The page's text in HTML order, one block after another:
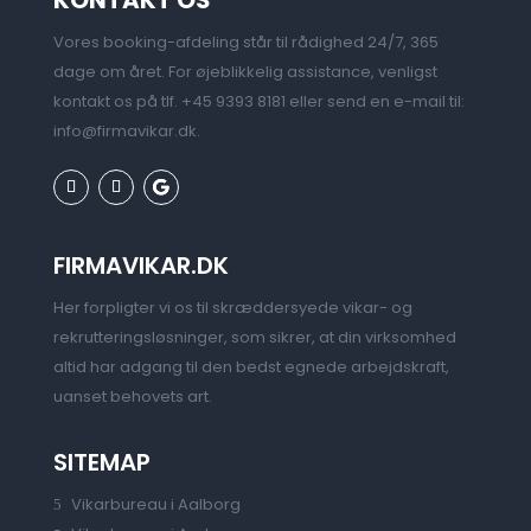
Vores booking-afdeling står til rådighed 24/7, 365
dage om året. For øjeblikkelig assistance, venligst
kontakt os på tlf. +45 9393 8181 eller send en e-mail til:
info@firmavikar.dk.
FIRMAVIKAR.DK
Her forpligter vi os til skræddersyede vikar- og
rekrutteringsløsninger, som sikrer, at din virksomhed
altid har adgang til den bedst egnede arbejdskraft,
uanset behovets art.
SITEMAP
Vikarbureau i Aalborg